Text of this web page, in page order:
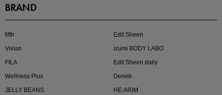
BRAND
fifth
Edit Sheen
Vivian
izumi BODY LABO
FILA
Edit Sheen daily
Wellness Plus
Deneb
JELLY BEANS
HE:ARIM